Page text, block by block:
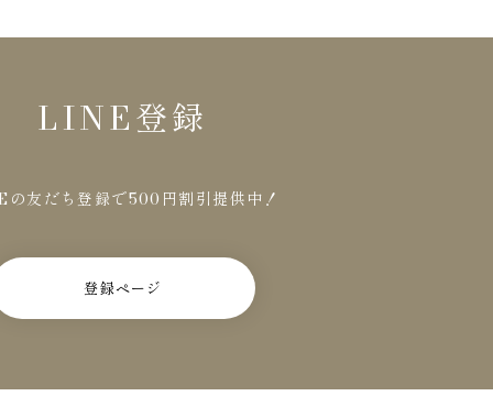
LINE登録
友だち登録で500円割引提供中！
登録ページ